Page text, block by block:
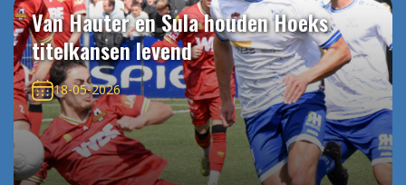
Van Hauter en Sula houden Hoeks
titelkansen levend
18-05-2026